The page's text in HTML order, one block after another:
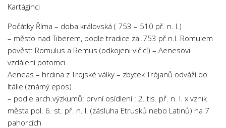
Kartáginci
Počátky Říma – doba královská ( 753 – 510 př. n. l.)
– město nad Tiberem, podle tradice zal.753 př.n.l. Romulem
pověst: Romulus a Remus (odkojeni vlčicí) – Aenesovi
vzdálení potomci
Aeneas – hrdina z Trojské války – zbytek Trójanů odváží do
Itálie (známý epos)
– podle arch.výzkumů: první osídlení : 2. tis. př. n. l. x vznik
města pol. 6. st. př. n. l. (zásluha Etrusků nebo Latinů) na 7
pahorcích